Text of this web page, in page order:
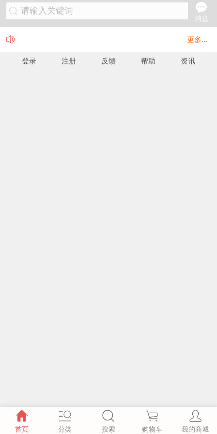
请输入关键词
消息
更多...
登录 注册 反馈 帮助 资讯
首页 分类 搜索 购物车 我的商城